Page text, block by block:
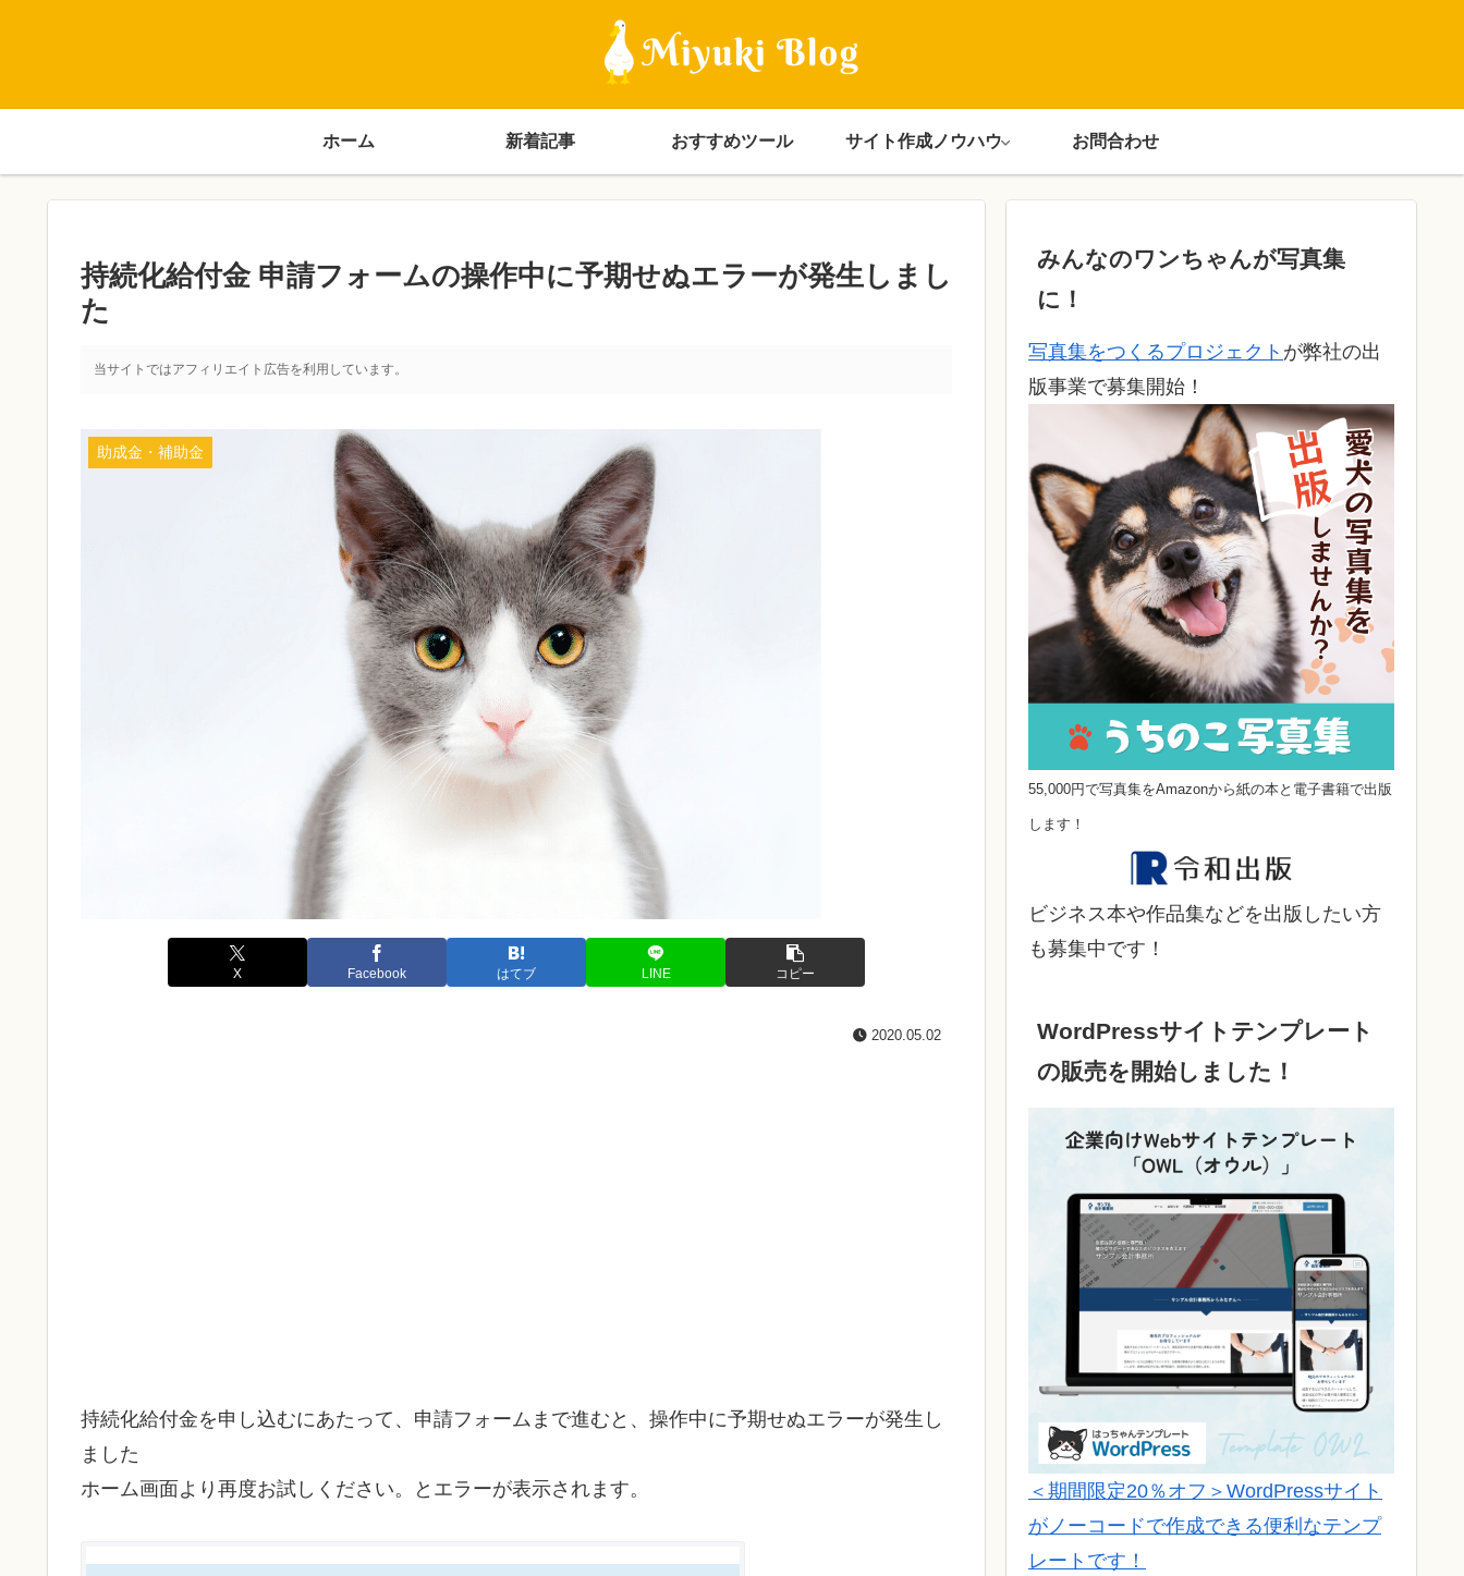
ホーム 新着記事 おすすめツール サイト作成ノウハウ お問合わせ
持続化給付金 申請フォームの操作中に予期せぬエラーが発生しまし
た
当サイトではアフィリエイト広告を利用しています。
助成金・補助金
X Facebook はてブ LINE コピー
2020.05.02
持続化給付金を申し込むにあたって、申請フォームまで進むと、操作中に予期せぬエラーが発生し
ました
ホーム画面より再度お試しください。とエラーが表示されます。
みんなのワンちゃんが写真集
に！
写真集をつくるプロジェクト が弊社の出
版事業で募集開始！
55,000円で写真集をAmazonから紙の本と電子書籍で出版
します！
ビジネス本や作品集などを出版したい方
も募集中です！
WordPressサイトテンプレート
の販売を開始しました！
＜期間限定20％オフ＞WordPressサイト
がノーコードで作成できる便利なテンプ
レートです！